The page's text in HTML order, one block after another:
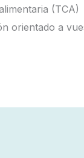
(TCA)
orientado a